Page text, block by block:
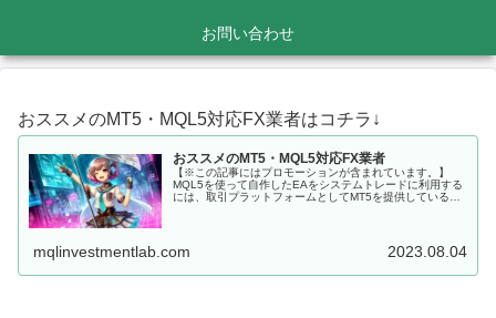
お問い合わせ
おススメのMT5・MQL5対応FX業者はコチラ↓
おススメのMT5・MQL5対応FX業者
【※この記事にはプロモーションが含まれています。】
MQL5を使って自作したEAをシステムトレードに利用する
には、取引プラットフォームとしてMT5を提供しているFX
mqlinvestmentlab.com 2023.08.04